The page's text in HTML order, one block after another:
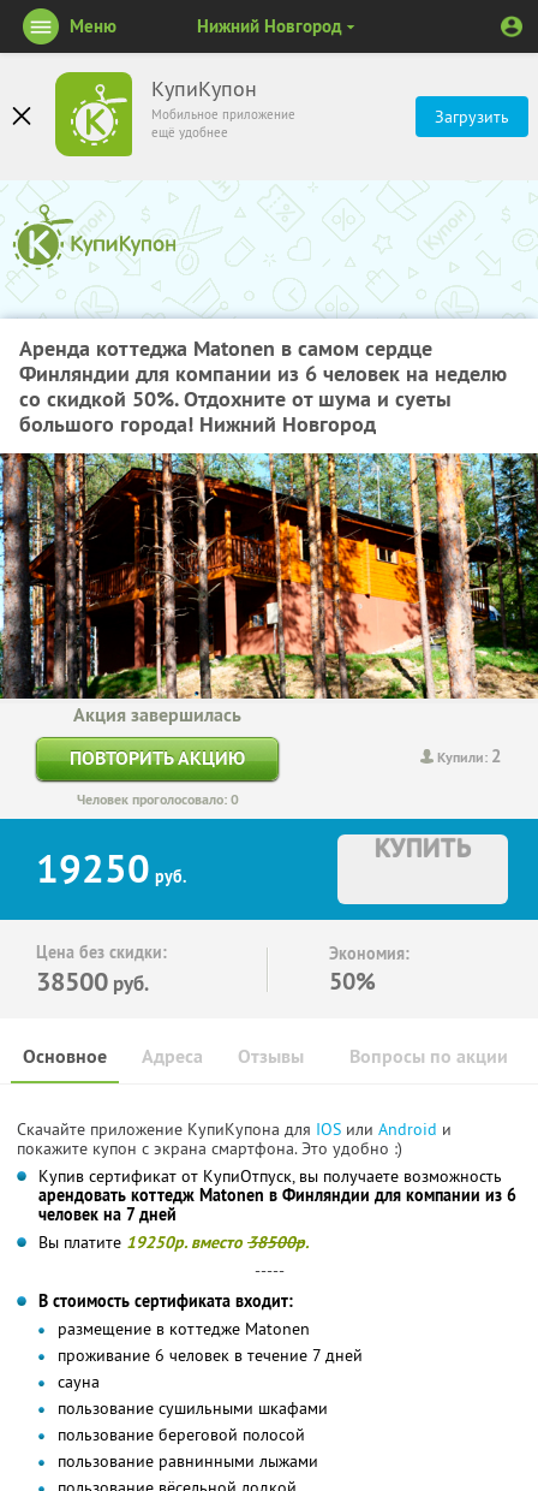
КупиКупон
Мобильное приложение
ещё удобнее
Загрузить
Меню Нижний Новгород
Аренда коттеджа Matonen в самом сердце
Финляндии для компании из 6 человек на неделю
со скидкой 50%. Отдохните от шума и суеты
большого города! Нижний Новгород
Купили: 2
Акция завершилась
ПОВТОРИТЬ АКЦИЮ
Человек проголосовало: 0
19250 руб.
КУПИТЬ
Цена без скидки:
38500 руб.
Экономия:
50%
Основное Отзывы Вопросы по акции
Адреса
Скачайте приложение КупиКупона для IOS или Android и
покажите купон с экрана смартфона. Это удобно :)
Купив сертификат от КупиОтпуск, вы получаете возможность
арендовать коттедж Matonen в Финляндии для компании из 6
человек на 7 дней
Вы платите 19250р. вместо 38500р.
-----
В стоимость сертификата входит:
размещение в коттедже Matonen
проживание 6 человек в течение 7 дней
сауна
пользование сушильными шкафами
пользование береговой полосой
пользование равнинными лыжами